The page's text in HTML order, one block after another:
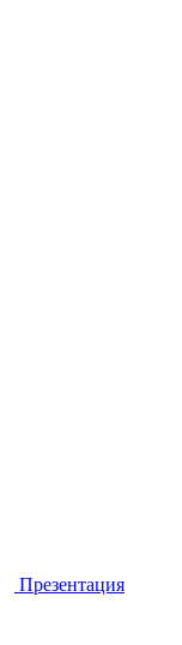
Презентация